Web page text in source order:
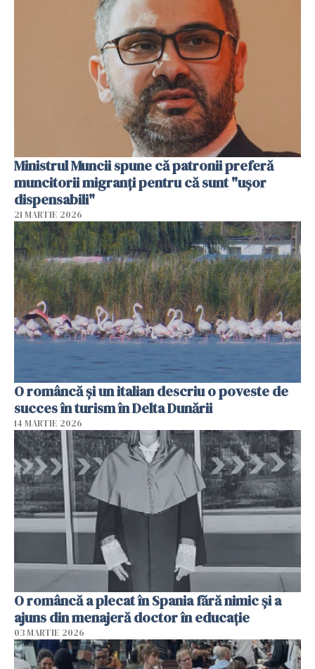
Ministrul Muncii spune că patronii preferă
muncitorii migranți pentru că sunt "uşor
dispensabili"
21 MARTIE 2026
O româncă și un italian descriu o poveste de
succes în turism în Delta Dunării
14 MARTIE 2026
O româncă a plecat în Spania fără nimic și a
ajuns din menajeră doctor în educație
03 MARTIE 2026